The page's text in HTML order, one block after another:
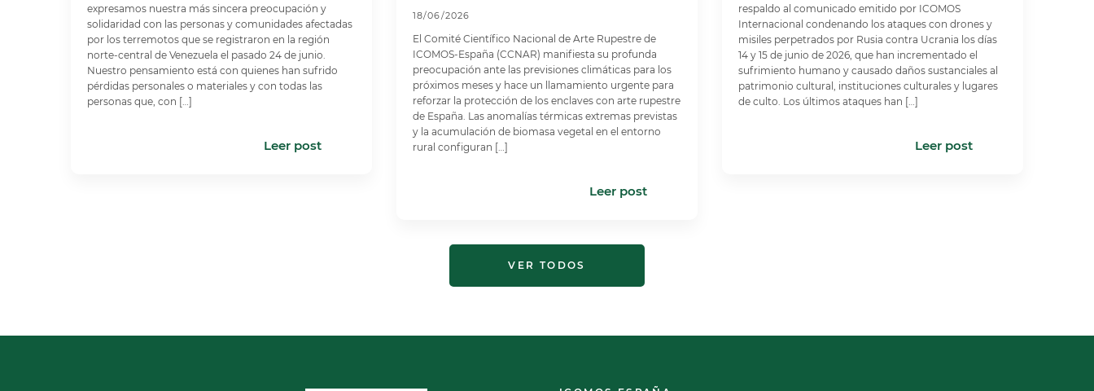
expresamos nuestra más sincera preocupación y
solidaridad con las personas y comunidades afectadas
por los terremotos que se registraron en la región
norte-central de Venezuela el pasado 24 de junio.
Nuestro pensamiento está con quienes han sufrido
pérdidas personales o materiales y con todas las
personas que, con […]
Leer post
18/06/2026
El Comité Científico Nacional de Arte Rupestre de
ICOMOS-España (CCNAR) manifiesta su profunda
preocupación ante las previsiones climáticas para los
próximos meses y hace un llamamiento urgente para
reforzar la protección de los enclaves con arte rupestre
de España. Las anomalías térmicas extremas previstas
y la acumulación de biomasa vegetal en el entorno
rural configuran […]
Leer post
respaldo al comunicado emitido por ICOMOS
Internacional condenando los ataques con drones y
misiles perpetrados por Rusia contra Ucrania los días
14 y 15 de junio de 2026, que han incrementado el
sufrimiento humano y causado daños sustanciales al
patrimonio cultural, instituciones culturales y lugares
de culto. Los últimos ataques han […]
Leer post
VER TODOS